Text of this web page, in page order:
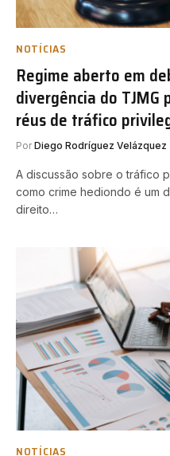
NOTÍCIAS
Regime aberto em
divergência do
réus de tráfico
Por Diego Rodríguez Velázquez
A discussão sobre o tráfico
como crime hediondo é um
direito…
NOTÍCIAS